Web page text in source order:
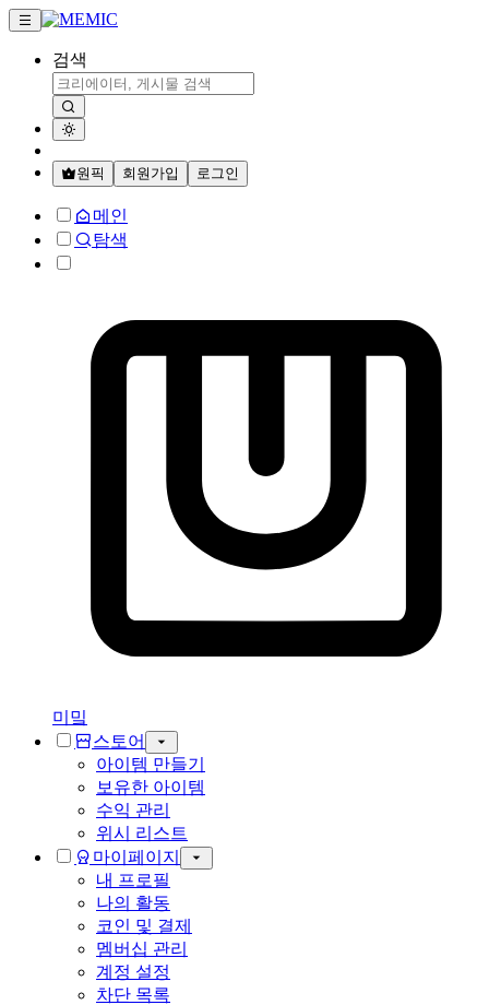
검색
원픽 회원가입 로그인
메인
탐색
미밐
스토어
아이템 만들기
보유한 아이템
수익 관리
위시 리스트
마이페이지
내 프로필
나의 활동
코인 및 결제
멤버십 관리
계정 설정
차단 목록